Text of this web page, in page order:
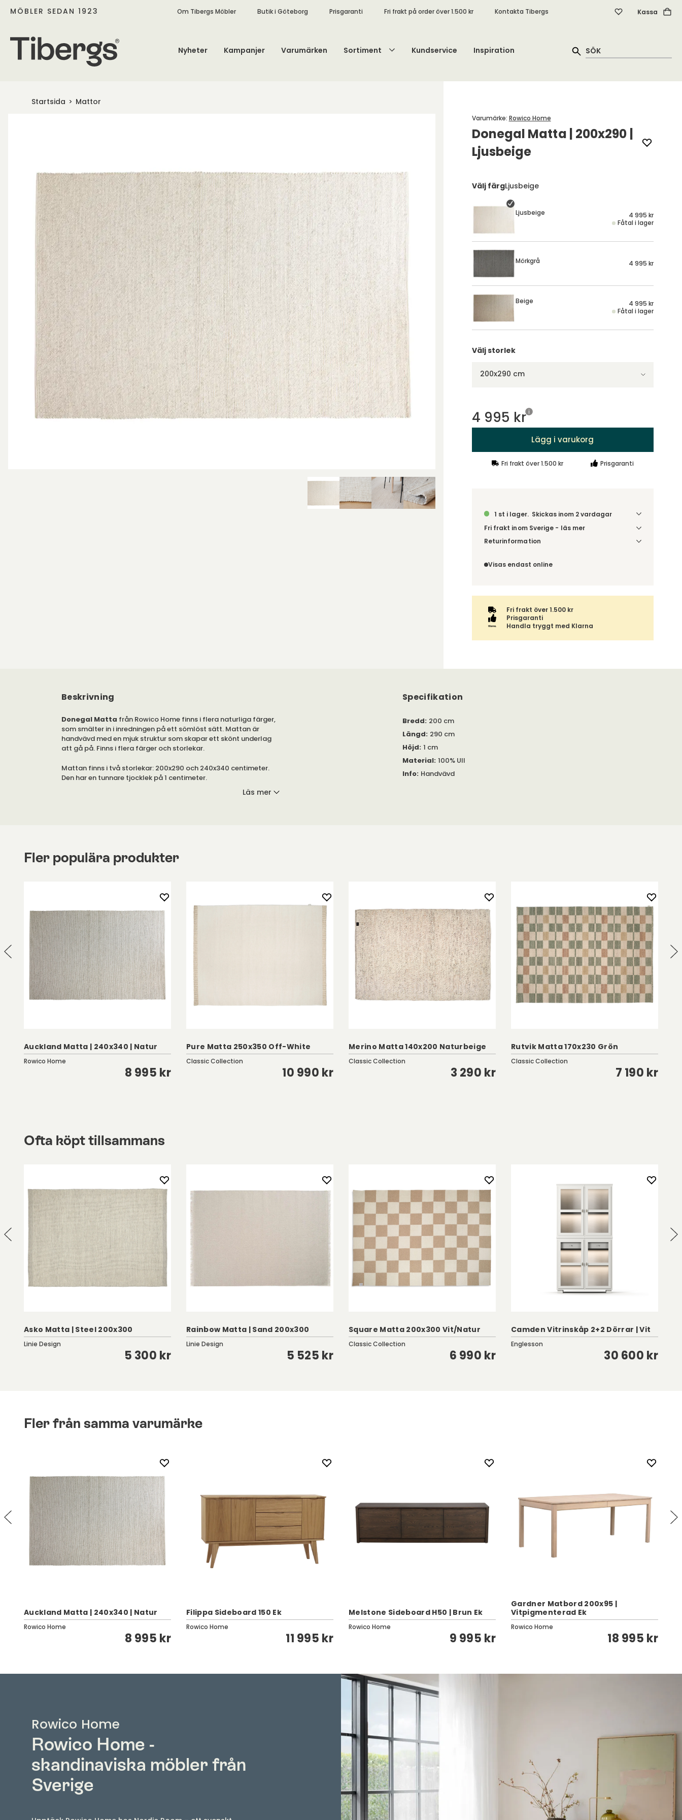
MÖBLER SEDAN 1923 Om Tibergs Möbler Butik i Göteborg Prisgaranti Fri frakt på order över 1.500 kr Kontakta Tibergs Kassa
Nyheter Kampanjer Varumärken Sortiment Kundservice Inspiration
Startsida Mattor
Donegal Matta | 200x290 |
Ljusbeige
Varumärke: Rowico Home
Välj färgLjusbeige
Ljusbeige
4 995 kr
Fåtal i lager
Mörkgrå 4 995 kr
Beige
4 995 kr
Fåtal i lager
Välj storlek
200x290 cm
4 995 kr
Lägg i varukorg
Fri frakt över 1.500 kr Prisgaranti
1 st i lager. Skickas inom 2 vardagar
Fri frakt inom Sverige - läs mer
Denna vara skickas till din port/tomtgräns. Innan
andra produkter skickas hela ordern tillsammans.
Returinformation
emot din order, enligt
Visas endast online
Fri frakt över 1.500 kr
Prisgaranti
Handla tryggt med Klarna
Beskrivning
Donegal Matta från Rowico Home finns i flera naturliga färger,
som smälter in i inredningen på ett sömlöst sätt. Mattan är
handvävd med en mjuk struktur som skapar ett skönt underlag
att gå på. Finns i flera färger och storlekar.
Mattan finns i två storlekar: 200x290 och 240x340 centimeter.
Den har en tunnare tjocklek på 1 centimeter.
Donegal är handvävd, vilket gör den till ett hantverk i sig!
Läs mer
Specifikation
Bredd: 200 cm
Längd: 290 cm
Höjd: 1 cm
Material: 100% Ull
Info: Handvävd
Fler populära produkter
Auckland Matta | 240x340 | Natur
Rowico Home
8 995 kr
Pure Matta 250x350 Off-White
Classic Collection
10 990 kr
Merino Matta 140x200 Naturbeige
Classic Collection
3 290 kr
Rutvik Matta 170x230 Grön
Classic Collection
7 190 kr
Ofta köpt tillsammans
Asko Matta | Steel 200x300
Linie Design
5 300 kr
Rainbow Matta | Sand 200x300
Linie Design
5 525 kr
Square Matta 200x300 Vit/Natur
Classic Collection
6 990 kr
Camden Vitrinskåp 2+2 Dörrar | Vit
Englesson
30 600 kr
Fler från samma varumärke
Auckland Matta | 240x340 | Natur
Rowico Home
8 995 kr
Filippa Sideboard 150 Ek
Rowico Home
11 995 kr
Melstone Sideboard H50 | Brun Ek
Rowico Home
9 995 kr
Gardner Matbord 200x95 |
Vitpigmenterad Ek
Rowico Home
18 995 kr
Rowico Home
Rowico Home -
skandinaviska möbler från
Sverige